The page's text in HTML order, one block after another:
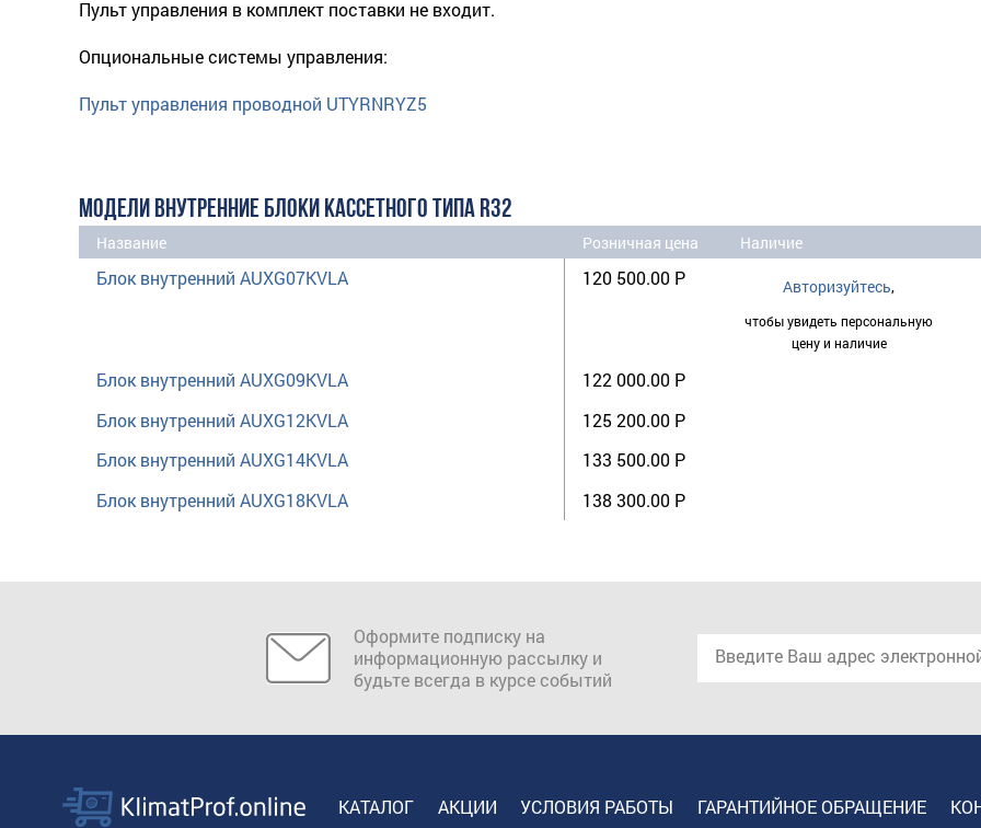
Пульт управления в комплект поставки не входит.
Опциональные системы управления:
Пульт управления проводной UTYRNRYZ5
МОДЕЛИ ВНУТРЕННИЕ БЛОКИ КАССЕТНОГО ТИПА R32
Название Розничная цена Наличие
Блок внутренний AUXG07KVLA 120 500.00 Р Авторизуйтесь,
чтобы увидеть персональную
цену и наличие
Блок внутренний AUXG09KVLA
122 000.00 Р
Блок внутренний AUXG12KVLA
125 200.00 Р
Блок внутренний AUXG14KVLA
133 500.00 Р
Блок внутренний AUXG18KVLA
138 300.00 Р
Оформите подписку на
информационную рассылку и
будьте всегда в курсе событий
КАТАЛОГ АКЦИИ УСЛОВИЯ РАБОТЫ ГАРАНТИЙНОЕ ОБРАЩЕНИЕ